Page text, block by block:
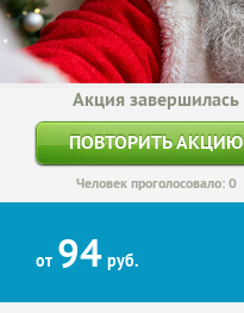
Акция завершилась
ПОВТОРИТЬ АКЦИЮ
Человек проголосовало: 0
от 94 руб.